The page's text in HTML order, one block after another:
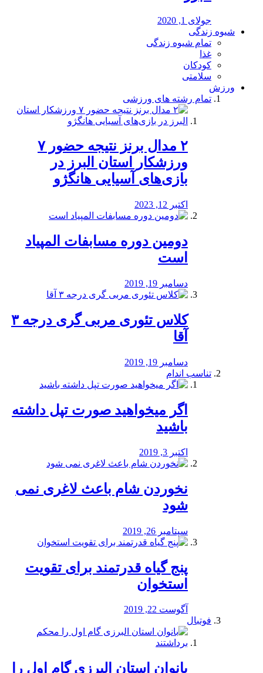
جولای 1, 2020
شیوه زندگی
تمام شیوه زندگی
غذا
کودکان
سلامتی
ورزش
تمام رشته های ورزشی
۲ مدال برنز نتیجه حضور ۷
ورزشکار استان البرز در
بازی‌های آسیایی هانگژو
اکتبر 12, 2023
دومین دوره مسابفات المپیاد
است
دسامبر 19, 2019
کلاس تئوری مربی گری درجه ۳
آقا
دسامبر 19, 2019
تناسب اندام
اگر میخواهید صورت تپل داشته
باشید
اکتبر 3, 2019
نخوردن شام باعث لاغری نمی
‌شود
سپتامبر 26, 2019
پنج گیاه قدرتمند برای تقویت
استخوان
آگوست 22, 2019
فوتبال
بانوان استان البرزی گام اول را